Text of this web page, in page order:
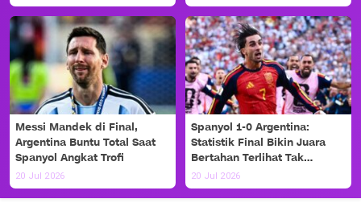
Messi Mandek di Final,
Argentina Buntu Total Saat
Spanyol Angkat Trofi
20 Jul 2026
Spanyol 1-0 Argentina:
Statistik Final Bikin Juara
Bertahan Terlihat Tak
Berdaya
20 Jul 2026